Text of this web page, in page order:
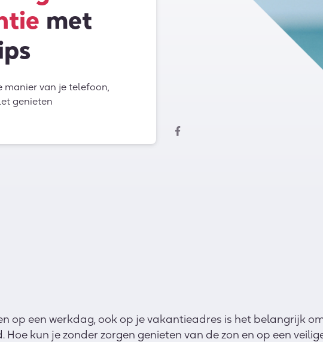
met
manier van je telefoon,
genieten
op een werkdag, ook op je vakantieadres is het belangrijk
Hoe kun je zonder zorgen genieten van de zon en op een